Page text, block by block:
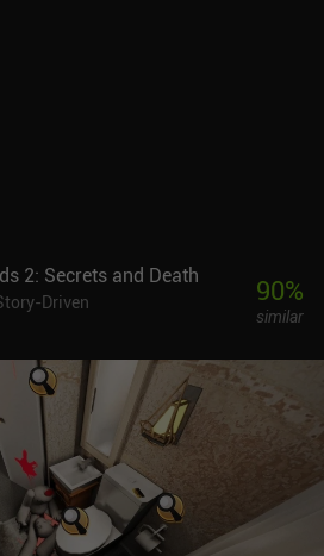
2: Secrets and Death
Driven
90%
similar